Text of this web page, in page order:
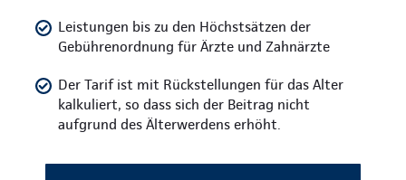
Leistungen bis zu den Höchstsätzen der
Gebührenordnung für Ärzte und Zahnärzte
Der Tarif ist mit Rückstellungen für das Alter
kalkuliert, so dass sich der Beitrag nicht
aufgrund des Älterwerdens erhöht.